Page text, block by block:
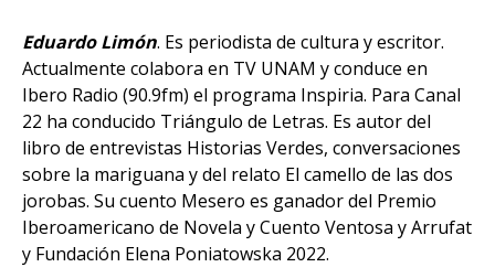
Eduardo Limón. Es periodista de cultura y escritor.
Actualmente colabora en TV UNAM y conduce en
Ibero Radio (90.9fm) el programa Inspiria. Para Canal
22 ha conducido Triángulo de Letras. Es autor del
libro de entrevistas Historias Verdes, conversaciones
sobre la mariguana y del relato El camello de las dos
jorobas. Su cuento Mesero es ganador del Premio
Iberoamericano de Novela y Cuento Ventosa y Arrufat
y Fundación Elena Poniatowska 2022.